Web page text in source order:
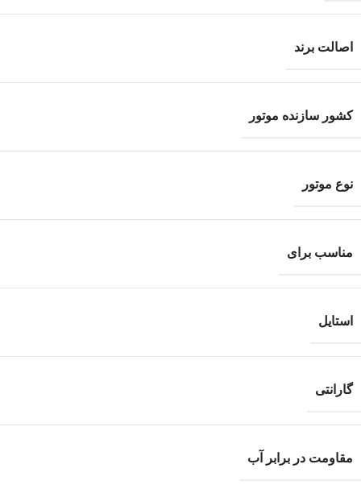
اصالت برند
کشور سازنده موتور
نوع موتور
مناسب برای
استایل
گارانتی
مقاومت در برابر آب